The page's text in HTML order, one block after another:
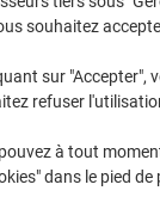
souhaitez
sur "Accepter",
refuser
à tout
dans le pied